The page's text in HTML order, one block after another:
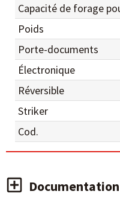
Capacité de forage
Poids
Porte-documents
Électronique
Réversible
Striker
Cod.
Documentation